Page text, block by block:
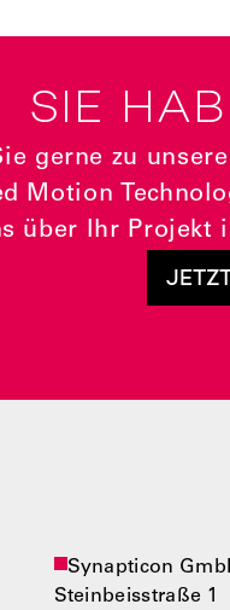
SIE
gerne zu
Motion
über Ihr Projekt
Synapticon
Steinbeisstraße 1